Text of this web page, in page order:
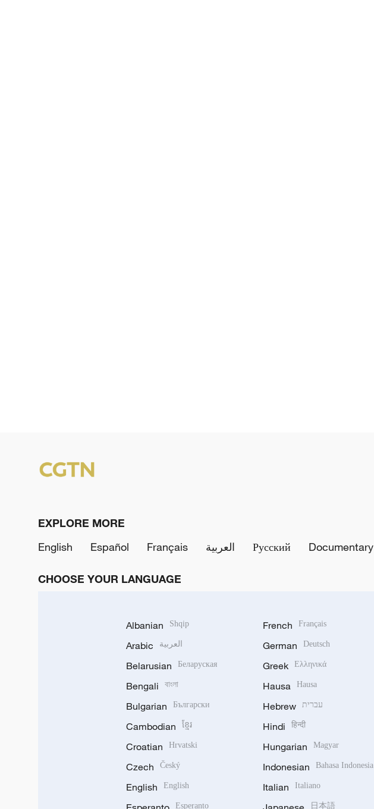
EXPLORE MORE
English
Español Français العربية Русский Documentary
CHOOSE YOUR LANGUAGE
Albanian Shqip
Arabic العربية
Belarusian Беларуская
Bengali বাংলা
Bulgarian Български
Cambodian ខ្មែរ
Croatian Hrvatski
Czech Český
English English
Esperanto
French Français
German Deutsch
Greek Ελληνικά
Hausa Hausa
Hebrew עברית
Hindi हिन्दी
Hungarian Magyar
Indonesian Bahasa Indonesia
Italian Italiano
日本語